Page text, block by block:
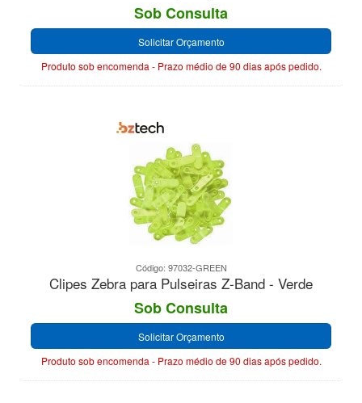
Sob Consulta
Solicitar Orçamento
Produto sob encomenda - Prazo médio de 90 dias após pedido.
Código: 97032-GREEN
Clipes Zebra para Pulseiras Z-Band - Verde
Sob Consulta
Solicitar Orçamento
Produto sob encomenda - Prazo médio de 90 dias após pedido.